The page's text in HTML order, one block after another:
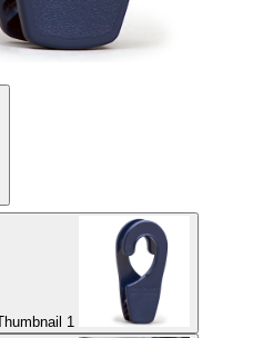
Fastfender 30mm blau (2 Stück) Thumbnail 1